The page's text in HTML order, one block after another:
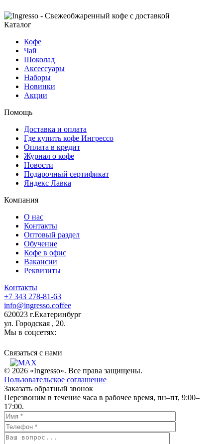
Каталог
Кофе
Чай
Шоколад
Аксессуары
Наборы
Новинки
Акции
Помощь
Доставка и оплата
Где купить кофе Ингрессо
Оплата в кредит
Журнал о кофе
Новости
Подарочный сертификат
Яндекс Лавка
Компания
О нас
Контакты
Оптовый раздел
Обучение
Кофе в офис
Вакансии
Реквизиты
Контакты
+7 343 278-81-63
info@ingresso.coffee
620023 г.Екатеринбург
ул. Городская , 20.
Мы в соцсетях:
Связаться c нами
© 2026 «Ingresso». Все права защищены.
Пользовательское соглашение
Заказать обратный звонок
Перезвоним в течение часа в рабочее время, пн–пт, 9:00–
17:00.